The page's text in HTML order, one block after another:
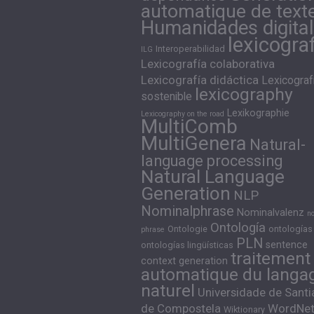
automatique de
Humanidades
ILG Interoperabilidad
Lexicografía colaborativa
Lexicografía didáctica
sostenible lexicography
Lexicography on the road Lexikographie
MultiComb
MultiGenera Natural-
language processing
Natural Language
Generation NLP
Nominalphrase Nominalvalenz
phrase Ontologie Ontología ontologías
ontologías lingüísticas PLN sentence
context generation traitement
automatique du
naturel Universidade de
de Compostela Wiktionary WordNet